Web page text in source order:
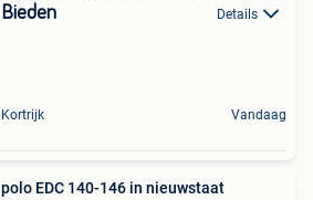
Bieden Details
Kortrijk Vandaag
polo EDC 140-146 in nieuwstaat